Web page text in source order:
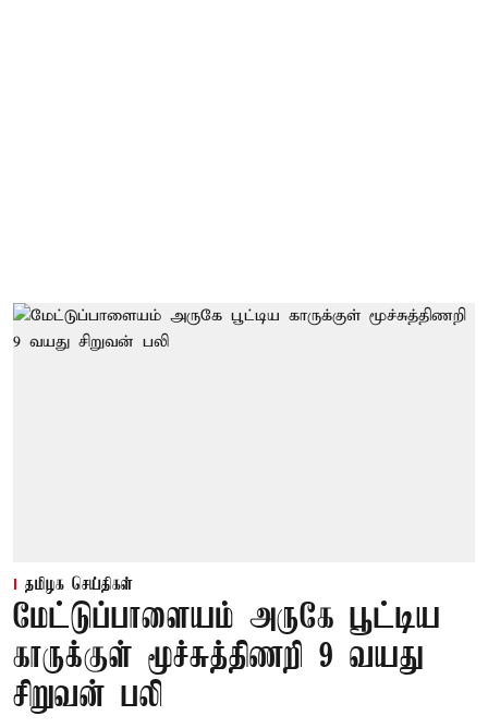
தமிழக செய்திகள்
மேட்டுப்பாளையம் அருகே பூட்டிய
காருக்குள் மூச்சுத்திணறி 9 வயது
சிறுவன் பலி